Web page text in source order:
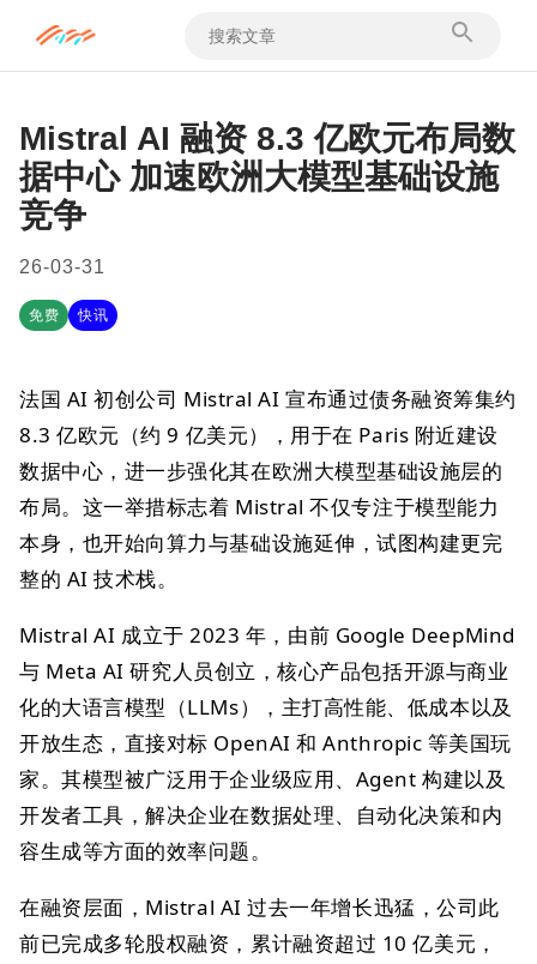
Mistral AI 融资 8.3 亿欧元布局数
据中心 加速欧洲大模型基础设施
竞争
26-03-31
免费 快讯
法国 AI 初创公司 Mistral AI 宣布通过债务融资筹集约
8.3 亿欧元（约 9 亿美元），用于在 Paris 附近建设
数据中心，进一步强化其在欧洲大模型基础设施层的
布局。这一举措标志着 Mistral 不仅专注于模型能力
本身，也开始向算力与基础设施延伸，试图构建更完
整的 AI 技术栈。
Mistral AI 成立于 2023 年，由前 Google DeepMind
与 Meta AI 研究人员创立，核心产品包括开源与商业
化的大语言模型（LLMs），主打高性能、低成本以及
开放生态，直接对标 OpenAI 和 Anthropic 等美国玩
家。其模型被广泛用于企业级应用、Agent 构建以及
开发者工具，解决企业在数据处理、自动化决策和内
容生成等方面的效率问题。
在融资层面，Mistral AI 过去一年增长迅猛，公司此
前已完成多轮股权融资，累计融资超过 10 亿美元，